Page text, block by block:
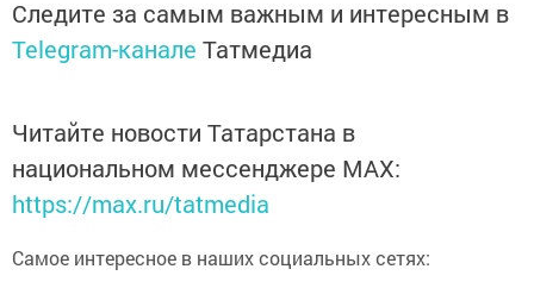
Следите за самым важным и интересным в
Telegram-канале Татмедиа
Читайте новости Татарстана в
национальном мессенджере MАХ:
https://max.ru/tatmedia
Самое интересное в наших социальных сетях: